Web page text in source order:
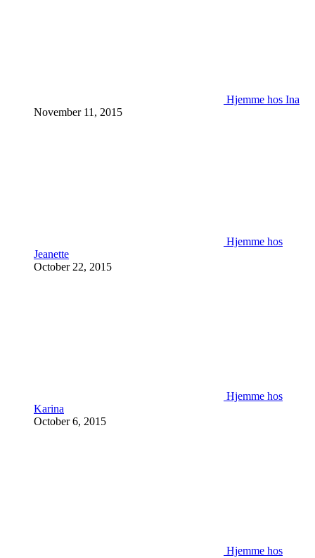
Hjemme hos Ina
November 11, 2015
Hjemme hos
Jeanette
October 22, 2015
Hjemme hos
Karina
October 6, 2015
Hjemme hos